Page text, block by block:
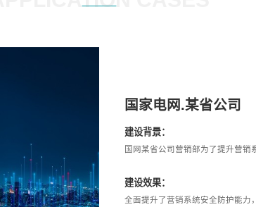
国家电网.某省公司
建设背景：
国网某省公司营销部为了提升营销
建设效果：
全面提升了营销系统安全防护能力